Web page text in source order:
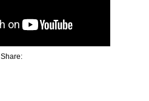
Share: